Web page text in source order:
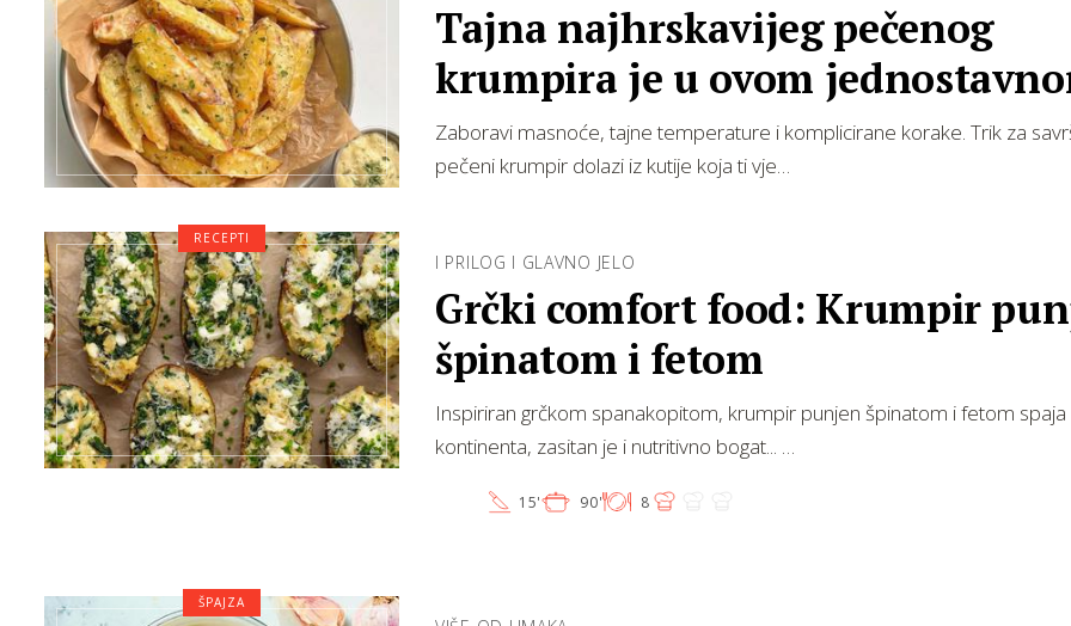
Tajna najhrskavijeg pečenog
krumpira je u ovom
sastojku
Zaboravi masnoće, tajne temperature i komplicirane korake. Trik za
pečeni krumpir dolazi iz kutije koja ti vje…
I PRILOG I GLAVNO JELO
Grčki comfort food: Krumpir
špinatom i fetom
Inspiriran grčkom spanakopitom, krumpir punjen špinatom i fetom spaja
kontinenta, zasitan je i nutritivno bogat... …
15' 90' 8
RECEPTI
ŠPAJZA